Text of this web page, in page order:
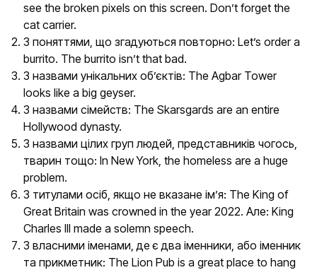
see the broken pixels on this screen. Don’t forget the
cat carrier.
З поняттями, що згадуються повторно: Let’s order a
burrito. The burrito isn’t that bad.
З назвами унікальних об’єктів: The Agbar Tower
looks like a big geyser.
З назвами сімейств: The Skarsgards are an entire
Hollywood dynasty.
З назвами цілих груп людей, представників чогось,
тварин тощо: In New York, the homeless are a huge
problem.
З титулами осіб, якщо не вказане ім’я: The King of
Great Britain was crowned in the year 2022. Але: King
Charles III made a solemn speech.
З власними іменами, де є два іменники, або іменник
та прикметник: The Lion Pub is a great place to hang